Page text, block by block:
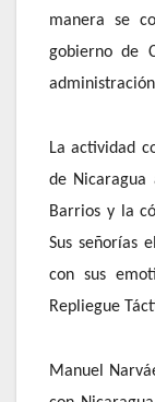
manera se
gobierno de
administración
La actividad
de Nicaragua
Barrios y la
Sus señorías
con sus
Repliegue
Manuel